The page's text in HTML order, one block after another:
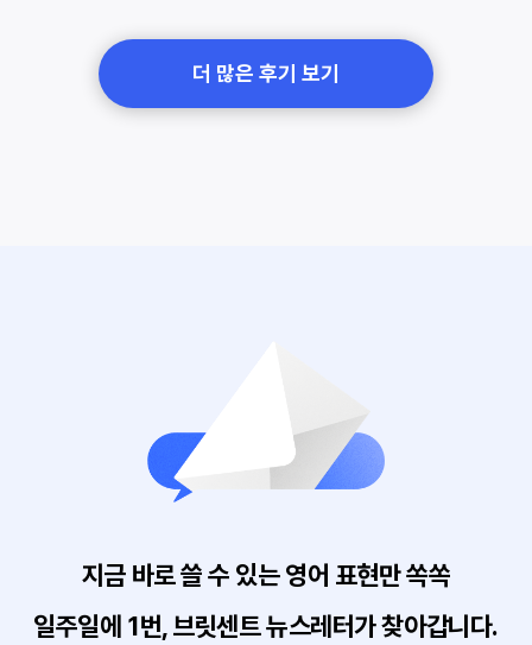
더 많은 후기 보기
지금 바로 쓸 수 있는 영어 표현만 쏙쏙
일주일에 1번, 브릿센트 뉴스레터가 찾아갑니다.